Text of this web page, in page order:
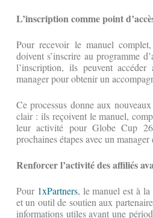
L’inscription comme point
Pour recevoir le manuel
doivent s’inscrire au programme
l’inscription, ils peuvent
manager pour obtenir un
Ce processus donne aux
clair : ils reçoivent le manuel,
leur activité pour Globe Cup
prochaines étapes avec un
Renforcer l’activité des affiliés
Pour 1xPartners, le manuel est à
et un outil de soutien aux
informations utiles avant une